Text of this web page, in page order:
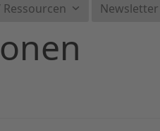
Ressourcen Newsletter